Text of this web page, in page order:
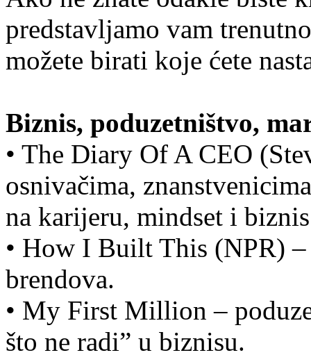
predstavljamo vam
možete birati koje ćete
Biznis, poduzetništvo,
• The Diary Of A CEO
osnivačima,
na karijeru, mindset i
• How I Built This (NPR)
brendova.
• My First Million –
što ne radi” u biznisu.